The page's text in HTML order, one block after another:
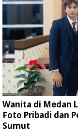
Wanita di Medan
Foto Pribadi dan
Sumut